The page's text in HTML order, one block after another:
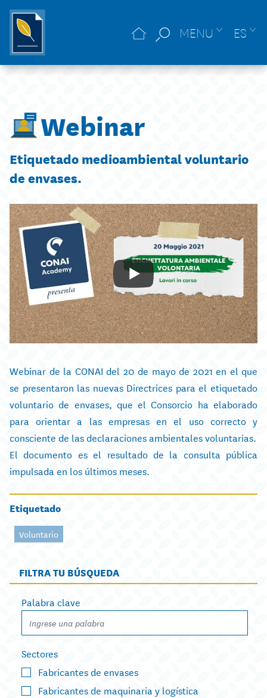
MENU ES
Webinar
Etiquetado medioambiental voluntario
de envases.
Webinar de la CONAI del 20 de mayo de 2021 en el que
se presentaron las nuevas Directrices para el etiquetado
voluntario de envases, que el Consorcio ha elaborado
para orientar a las empresas en el uso correcto y
consciente de las declaraciones ambientales voluntarias.
El documento es el resultado de la consulta pública
impulsada en los últimos meses.
Etiquetado
Voluntario
FILTRA TU BÚSQUEDA
Palabra clave
Sectores
Fabricantes de envases
Fabricantes de maquinaria y logística